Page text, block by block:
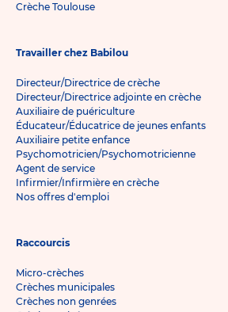
Crèche Toulouse
Travailler chez Babilou
Directeur/Directrice de crèche
Directeur/Directrice adjointe en crèche
Auxiliaire de puériculture
Éducateur/Éducatrice de jeunes enfants
Auxiliaire petite enfance
Psychomotricien/Psychomotricienne
Agent de service
Infirmier/Infirmière en crèche
Nos offres d'emploi
Raccourcis
Micro-crèches
Crèches municipales
Crèches non genrées